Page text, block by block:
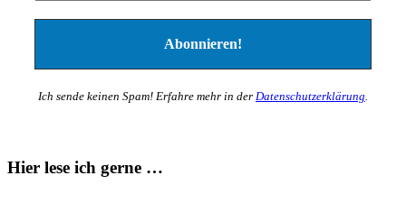
Ich sende keinen Spam! Erfahre mehr in der Datenschutzerklärung
Hier lese ich gerne …